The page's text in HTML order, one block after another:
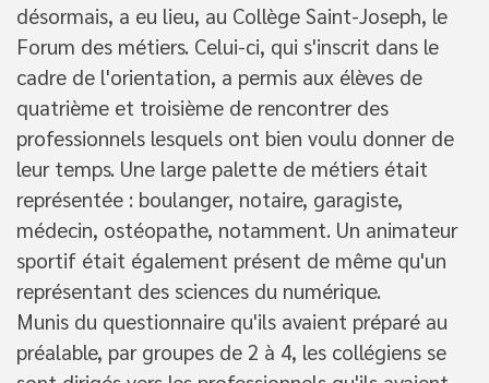
désormais, a eu lieu, au Collège Saint-Joseph, le
Forum des métiers. Celui-ci, qui s'inscrit dans le
cadre de l'orientation, a permis aux élèves de
quatrième et troisième de rencontrer des
professionnels lesquels ont bien voulu donner de
leur temps. Une large palette de métiers était
représentée : boulanger, notaire, garagiste,
médecin, ostéopathe, notamment. Un animateur
sportif était également présent de même qu'un
représentant des sciences du numérique.
Munis du questionnaire qu'ils avaient préparé au
préalable, par groupes de 2 à 4, les collégiens se